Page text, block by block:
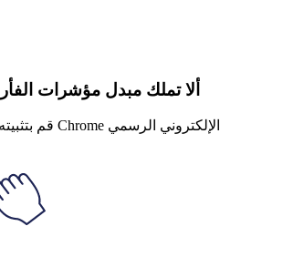
ألا تملك مبدل مؤشرات
قم بتثبيته الآن مجانًا من متجر Chrome الإلكتروني الرسمي